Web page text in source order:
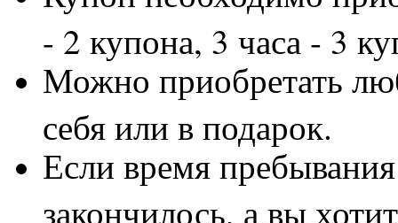
- 2 купона, 3 часа - 3
Можно приобретать
себя или в подарок.
Если время
закончилось, а вы